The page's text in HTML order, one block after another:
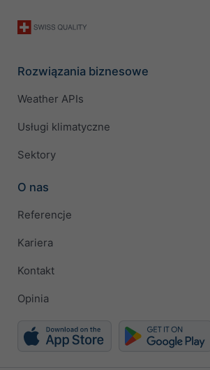
Rozwiązania biznesowe
Weather APIs
Usługi klimatyczne
Sektory
O nas
Referencje
Kariera
Kontakt
Opinia